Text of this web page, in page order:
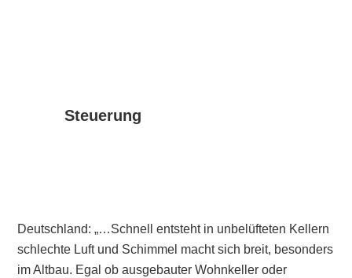
Steuerung
Deutschland: „…Schnell entsteht in unbelüfteten Kellern
schlechte Luft und Schimmel macht sich breit, besonders
im Altbau. Egal ob ausgebauter Wohnkeller oder